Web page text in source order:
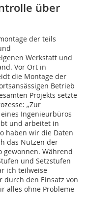
über
der teils
Werkstatt und
Vor Ort in
die Montage der
Betrieb
Projekts setzte
„Zur
Ingenieurbüros
und arbeitet in
haben wir die Daten
das Nutzen der
gewonnen. Während
und Setzstufen
ich teilweise
durch den Einsatz von
alles ohne Probleme